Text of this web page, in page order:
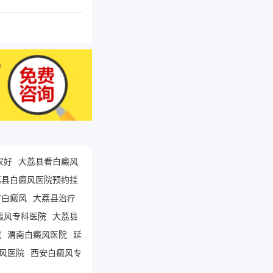
好 大荔县看白癜风
白癜风医院预约挂
癜风 大荔县治疗
风专科医院 大荔县
渭南白癜风医院 延
医院 西安白癜风专